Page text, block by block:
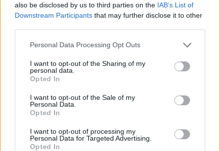
also be disclosed by us to third parties on the IAB’s List of
Downstream Participants that may further disclose it to other
Personal Data Processing Opt Outs
I want to opt-out of the Sharing of my
personal data.
Opted In
I want to opt-out of the Sale of my
Personal Data.
Opted In
I want to opt-out of processing my
Personal Data for Targeted Advertising.
Opted In
Pasaulis
„Slėptis jau per vėlu,
šunsnukiai“: ukrainietis
sudalyvavo Rusijos
gynybos vadų vaizdo
pokalbyje
Pasaulis
„Meta“ skyrė 567 mln.
dolerių baudą